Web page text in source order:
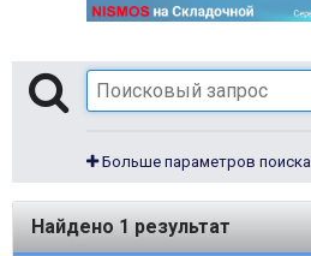
Больше параметров поиска
Найдено 1 результат